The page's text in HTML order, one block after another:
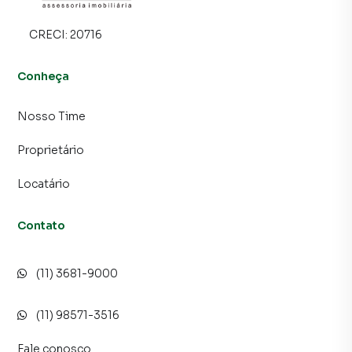
CRECI: 20716
Conheça
Nosso Time
Proprietário
Locatário
Contato
(11) 3681-9000
(11) 98571-3516
Fale conosco